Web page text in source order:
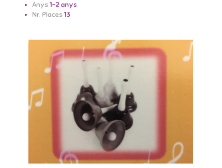
Anys1-2 anys
Nr. Places13